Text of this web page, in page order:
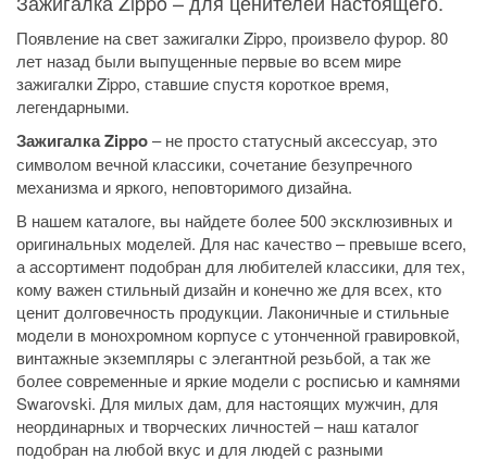
Появление на свет зажигалки Zippo, произвело фурор. 80
лет назад были выпущенные первые во всем мире
зажигалки Zippо, ставшие спустя короткое время,
легендарными.
Зажигалка Zippo– не просто статусный аксессуар, это
символом вечной классики, сочетание безупречного
механизма и яркого, неповторимого дизайна.
В нашем каталоге, вы найдете более 500 эксклюзивных и
оригинальных моделей. Для нас качество – превыше всего,
а ассортимент подобран для любителей классики, для тех,
кому важен стильный дизайн и конечно же для всех, кто
ценит долговечность продукции. Лаконичные и стильные
модели в монохромном корпусе с утонченной гравировкой,
винтажные экземпляры с элегантной резьбой, а так же
более современные и яркие модели с росписью и камнями
Swarovski. Для милых дам, для настоящих мужчин, для
неординарных и творческих личностей – наш каталог
подобран на любой вкус и для людей с разными